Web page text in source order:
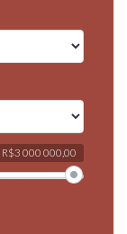
R$3 000 000,00